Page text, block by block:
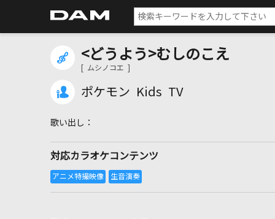
<どうよう>むしのこえ
[ ムシノコエ ]
ポケモン Kids TV
対応カラオケコンテンツ